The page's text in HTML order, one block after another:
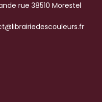
rue 38510 Morestel